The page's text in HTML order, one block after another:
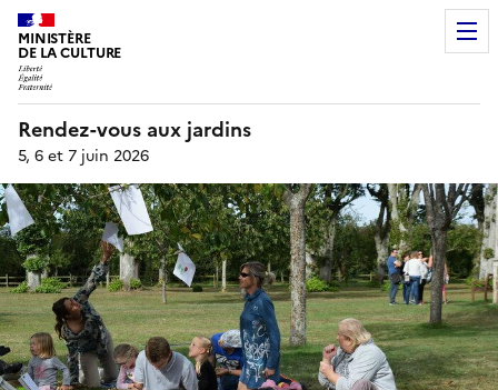
MINISTÈRE
DE LA CULTURE
Rendez-vous aux jardins
5, 6 et 7 juin 2026